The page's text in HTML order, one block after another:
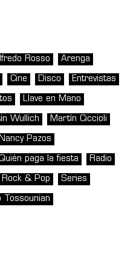
Rosso Arenga
Cine Disco Entrevistas
Llave en Mano
Wullich Martín Ciccioli
Pazos
paga la fiesta Radio
Rock & Pop Series
Tossounian